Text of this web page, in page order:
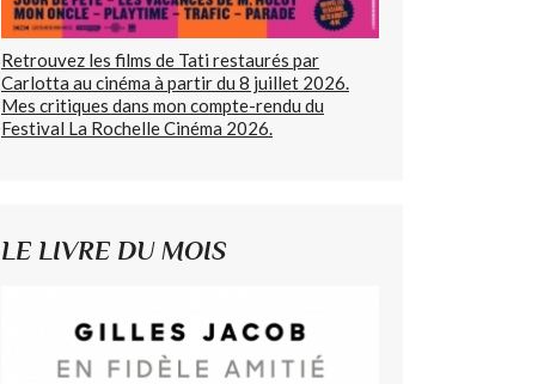
Retrouvez les films de Tati restaurés par
Carlotta au cinéma à partir du 8 juillet 2026.
Mes critiques dans mon compte-rendu du
Festival La Rochelle Cinéma 2026.
LE LIVRE DU MOIS